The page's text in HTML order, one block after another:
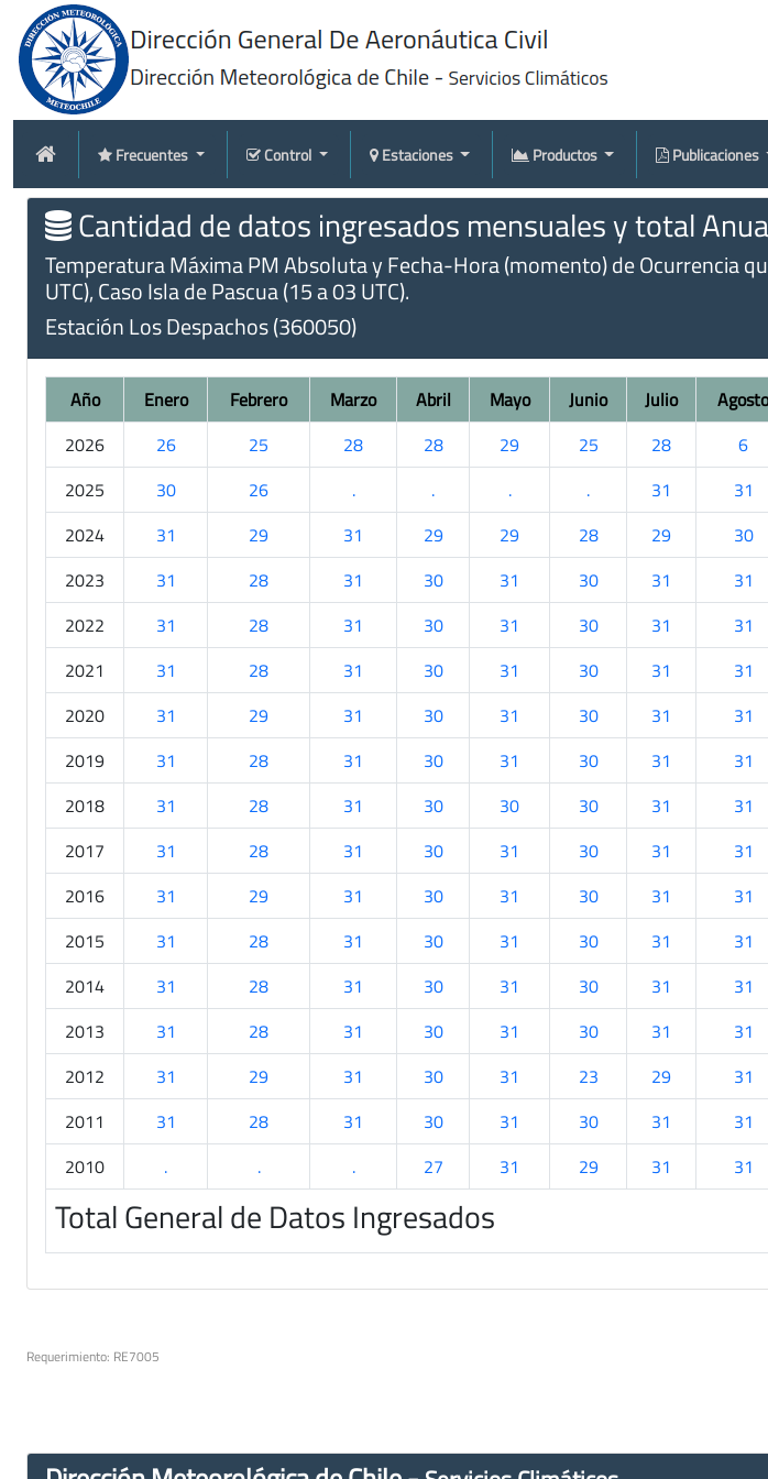
Frecuentes Control Estaciones Productos Publicaciones
Cantidad de datos ingresados mensuales y total
Temperatura Máxima PM Absoluta y Fecha-Hora (momento) de Ocurrencia
UTC), Caso Isla de Pascua (15 a 03 UTC).
Estación Los Despachos (360050)
Año Enero Febrero Marzo Abril Mayo Junio Julio Agosto
2026
26 25 28 28 29 25 28 6
2025
30 26 . . . . 31 31
2024
31 29 31 29 29 28 29 30
2023
31 28 31 30 31 30 31 31
2022
31 28 31 30 31 30 31 31
2021
31 28 31 30 31 30 31 31
2020
31 29 31 30 31 30 31 31
2019
31 28 31 30 31 30 31 31
2018
31 28 31 30 30 30 31 31
2017
31 28 31 30 31 30 31 31
2016
31 29 31 30 31 30 31 31
2015
31 28 31 30 31 30 31 31
2014
31 28 31 30 31 30 31 31
2013
31 28 31 30 31 30 31 31
2012
31 29 31 30 31 23 29 31
2011
31 28 31 30 31 30 31 31
2010
. . . 27 31 29 31 31
Total General de Datos Ingresados
Requerimiento: RE7005